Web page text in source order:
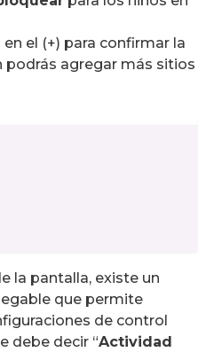
el (+) para confirmar la
podrás agregar más sitios
la pantalla, existe un
que permite
de control
debe decir “Actividad